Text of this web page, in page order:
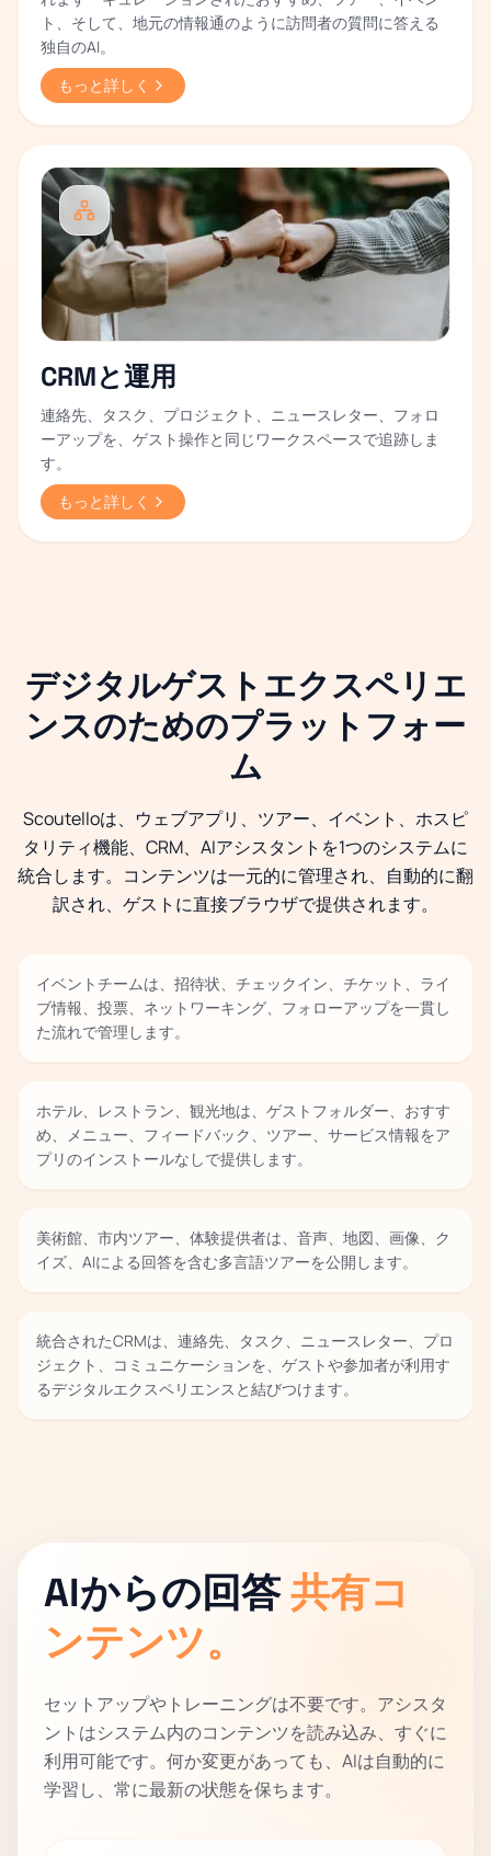
ト、そして、地元の情報通のように訪問者の質問に答える
独自のAI。
もっと詳しく
CRMと運用
連絡先、タスク、プロジェクト、ニュースレター、フォロ
ーアップを、ゲスト操作と同じワークスペースで追跡しま
す。
もっと詳しく
デジタルゲストエクスペリエ
ンスのためのプラットフォー
ム
Scoutelloは、ウェブアプリ、ツアー、イベント、ホスピ
タリティ機能、CRM、AIアシスタントを1つのシステムに
統合します。コンテンツは一元的に管理され、自動的に翻
訳され、ゲストに直接ブラウザで提供されます。
イベントチームは、招待状、チェックイン、チケット、ライ
ブ情報、投票、ネットワーキング、フォローアップを一貫し
た流れで管理します。
ホテル、レストラン、観光地は、ゲストフォルダー、おすす
め、メニュー、フィードバック、ツアー、サービス情報をア
プリのインストールなしで提供します。
美術館、市内ツアー、体験提供者は、音声、地図、画像、ク
イズ、AIによる回答を含む多言語ツアーを公開します。
統合されたCRMは、連絡先、タスク、ニュースレター、プロ
ジェクト、コミュニケーションを、ゲストや参加者が利用す
るデジタルエクスペリエンスと結びつけます。
AIからの回答共有コ
ンテンツ。
セットアップやトレーニングは不要です。アシスタ
ントはシステム内のコンテンツを読み込み、すぐに
利用可能です。何か変更があっても、AIは自動的に
学習し、常に最新の状態を保ちます。